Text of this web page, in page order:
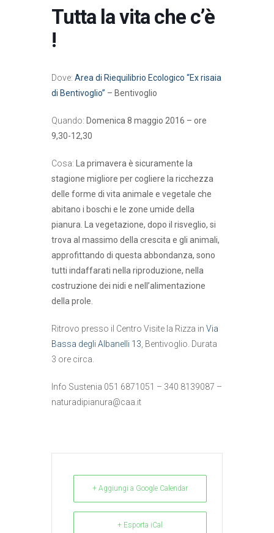
Tutta la vita che c’è
!
Dove: Area di Riequilibrio Ecologico “Ex risaia
di Bentivoglio” – Bentivoglio
Quando: Domenica 8 maggio 2016 – ore
9,30-12,30
Cosa:
La primavera è sicuramente la
stagione migliore per cogliere la ricchezza
delle forme di vita animale e vegetale che
abitano i boschi e le zone umide della
pianura. La vegetazione, dopo il risveglio, si
trova al massimo della crescita e gli animali,
approfittando di questa abbondanza, sono
tutti indaffarati nella riproduzione, nella
costruzione dei nidi e nell’alimentazione
della prole.
Ritrovo presso il Centro Visite la Rizza in Via
Bassa degli Albanelli 13 , Bentivoglio. Durata
3 ore circa.
Info Sustenia 051 6871051 – 340 8139087 –
naturadipianura@caa.it
+ Aggiungi a Google Calendar
+ Esporta iCal